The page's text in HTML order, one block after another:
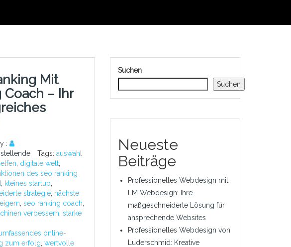
Mit
Coach – Ihr
:
Tags: auswahl
digitale welt,
des seo ranking
kleines startup
strategie, nächste
seo ranking coach
verbessern starke
online-
zum erfolg wertvolle
Suchen
Suchen
Neueste
Beiträge
Professionelles Webdesign mit
LM Webdesign: Ihre
maßgeschneiderte Lösung für
ansprechende Websites
Professionelles Webdesign von
Luderschmid: Kreative